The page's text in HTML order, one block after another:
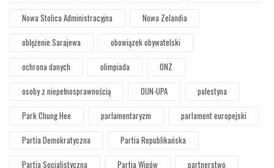
Nowa Stolica Administracyjna
Nowa Zelandia
oblężenie Sarajewa
obowiązek obywatelski
ochrona danych
olimpiada
ONZ
osoby z niepełnosprawnością
OUN-UPA
palestyna
Park Chung Hee
parlamentaryzm
parlament europejski
Partia Demokratyczna
Partia Republikańska
Partia Socjalistyczna
Partia Wigów partnerstwo